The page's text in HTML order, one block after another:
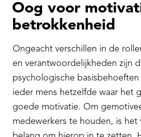
Ongeacht verschillen in de
en verantwoordelijkheden zijn
psychologische basisbehoeften
ieder mens hetzelfde waar het
goede motivatie. Om
medewerkers te houden, is het
Oog voor
betrokkenheid